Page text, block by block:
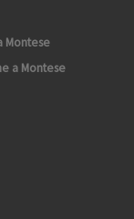
Montese
a Montese